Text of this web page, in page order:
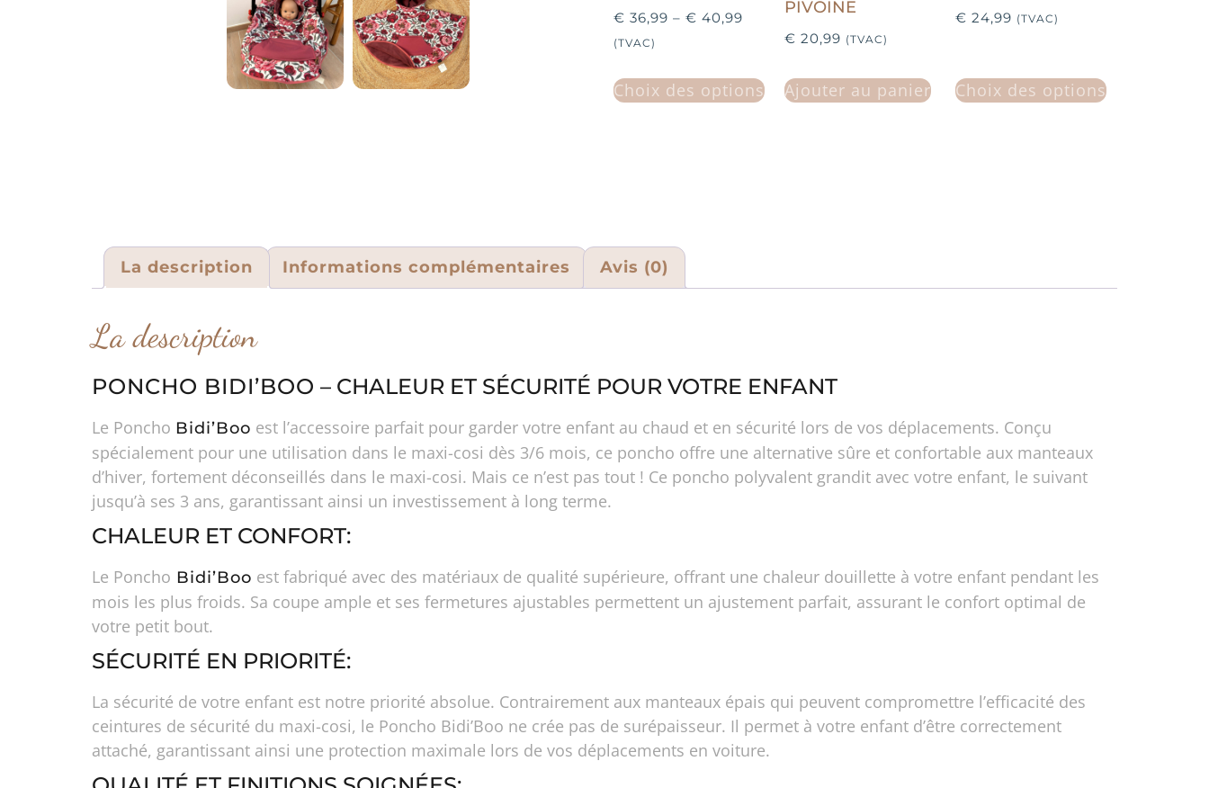
€ 36,99 – € 40,99
(TVAC)
Choix des options
PIVOINE
€ 20,99 (TVAC)
Ajouter au panier
€ 24,99 (TVAC)
Choix des options
La description Informations complémentaires Avis (0)
La description
PONCHO BIDI’BOO – CHALEUR ET SÉCURITÉ POUR VOTRE ENFANT
Le Poncho Bidi’Boo est l’accessoire parfait pour garder votre enfant au chaud et en sécurité lors de vos déplacements. Conçu
spécialement pour une utilisation dans le maxi-cosi dès 3/6 mois, ce poncho offre une alternative sûre et confortable aux manteaux
d’hiver, fortement déconseillés dans le maxi-cosi. Mais ce n’est pas tout ! Ce poncho polyvalent grandit avec votre enfant, le suivant
jusqu’à ses 3 ans, garantissant ainsi un investissement à long terme.
CHALEUR ET CONFORT:
Le Poncho Bidi’Boo est fabriqué avec des matériaux de qualité supérieure, offrant une chaleur douillette à votre enfant pendant les
mois les plus froids. Sa coupe ample et ses fermetures ajustables permettent un ajustement parfait, assurant le confort optimal de
votre petit bout.
SÉCURITÉ EN PRIORITÉ:
La sécurité de votre enfant est notre priorité absolue. Contrairement aux manteaux épais qui peuvent compromettre l’efficacité des
ceintures de sécurité du maxi-cosi, le Poncho Bidi’Boo ne crée pas de surépaisseur. Il permet à votre enfant d’être correctement
attaché, garantissant ainsi une protection maximale lors de vos déplacements en voiture.